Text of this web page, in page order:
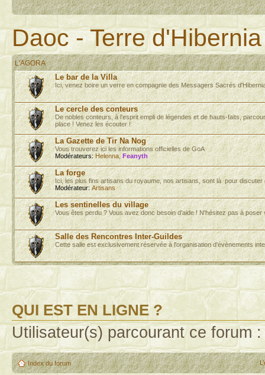
Daoc - Terre d'Hibernia
L'AGORA
Le bar de la Villa
Ici, venez boire un verre en compagnie des Messagers Sacrés
Le cercle des conteurs
De nobles conteurs, à l'esprit empli de légendes et de hauts-faits,
place ! Venez les écouter !
La Gazette de Tir Na Nog
Vous trouverez ici les informations officielles de GoA
Modérateurs: Helenna,Feanyth
La forge
Ici, les plus fins artisans du royaume, nos artisans, sont là pour discuter
Modérateur: Artisans
Les sentinelles du village
Vous êtes perdu ? Vous avez donc besoin d'aide ! N'hésitez pas à
Salle des Rencontres Inter-Guildes
Cette salle est exclusivement réservée à l'organisation d'évènements
QUI EST EN LIGNE ?
Utilisateur(s) parcourant ce forum
Index du forum